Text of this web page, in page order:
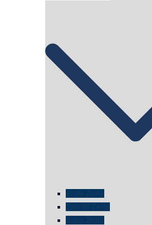
erste Zelle
zweite Zelle
dritte Zelle